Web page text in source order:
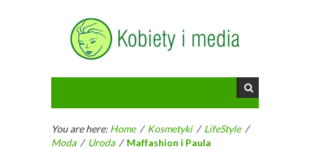
You are here: Home / Kosmetyki / LifeStyle /
Moda / Uroda / Maffashion i Paula